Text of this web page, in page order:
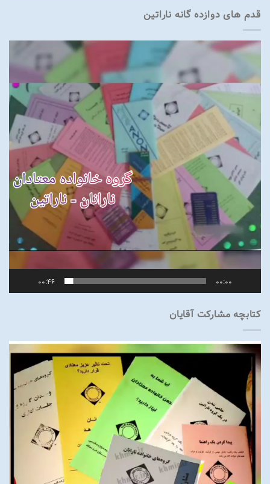
قدم های دوازده گانه ناراتین
نمایشگر
ویدیو
00:00
00:46
کتابچه مشارکت آقایان
نمایشگر
ویدیو